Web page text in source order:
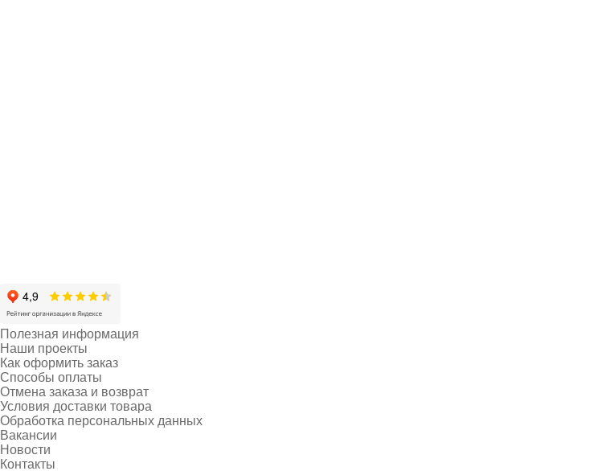
Полезная информация
Наши проекты
Как оформить заказ
Способы оплаты
Отмена заказа и возврат
Условия доставки товара
Обработка персональных данных
Вакансии
Новости
Контакты